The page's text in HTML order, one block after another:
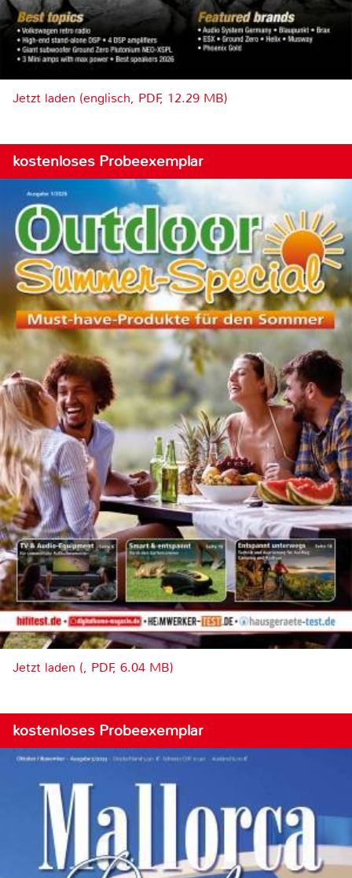
Jetzt laden (englisch, PDF, 12.29 MB)
kostenloses Probeexemplar
Jetzt laden (, PDF, 6.04 MB)
kostenloses Probeexemplar